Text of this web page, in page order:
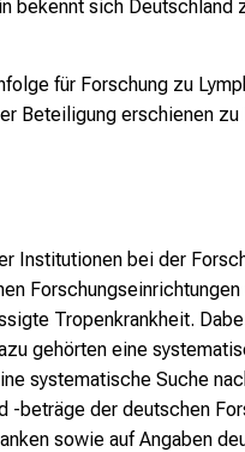
bekennt sich
für Forschung zu
Beteiligung erschienen
Institutionen bei der
Tropenkrankheit.
gehörten eine
systematische Suche
-beträge der deutschen
sowie auf Angaben